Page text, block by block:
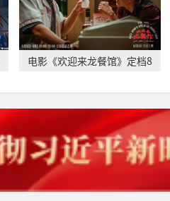
电影《欢迎来龙餐馆》定档8